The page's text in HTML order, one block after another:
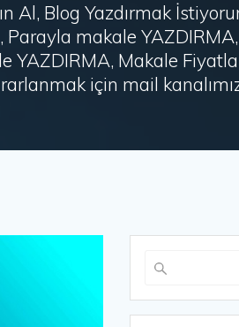
Al, Blog Yazdırmak
makale
YAZDIRMA, Makale
için mail